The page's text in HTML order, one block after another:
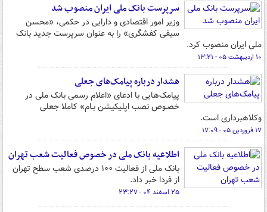
سرپرست بانک ملی ایران منصوب شد
وزیر امور اقتصادی و دارایی در حکمی، «محسن
سیفی کفشگری» را به عنوان سرپرست جدید بانک
ملی ایران منصوب کرد.
۱۰ اردیبهشت ۰۵ - ۱۳:۲۱
هشدار درباره پیامک‌های جعلی
پیامک‌هایی با ادعای «اعلام رسمی بانک ملی در
خصـوص نصب اپلیکیشن بـام» کاملا جعلی
وکلاهبرداری است.
۱۷ فروردین ۰۵ - ۱۷:۰۹
اطلاعیه بانک ملی در خصوص فعالیت شعب تهران
بانک ملی از فعالیت ۱۰۰ درصدی شعب سطح تهران
از فردا خبر داد.
۲۵ اسفند ۰۴ - ۲۳:۲۷